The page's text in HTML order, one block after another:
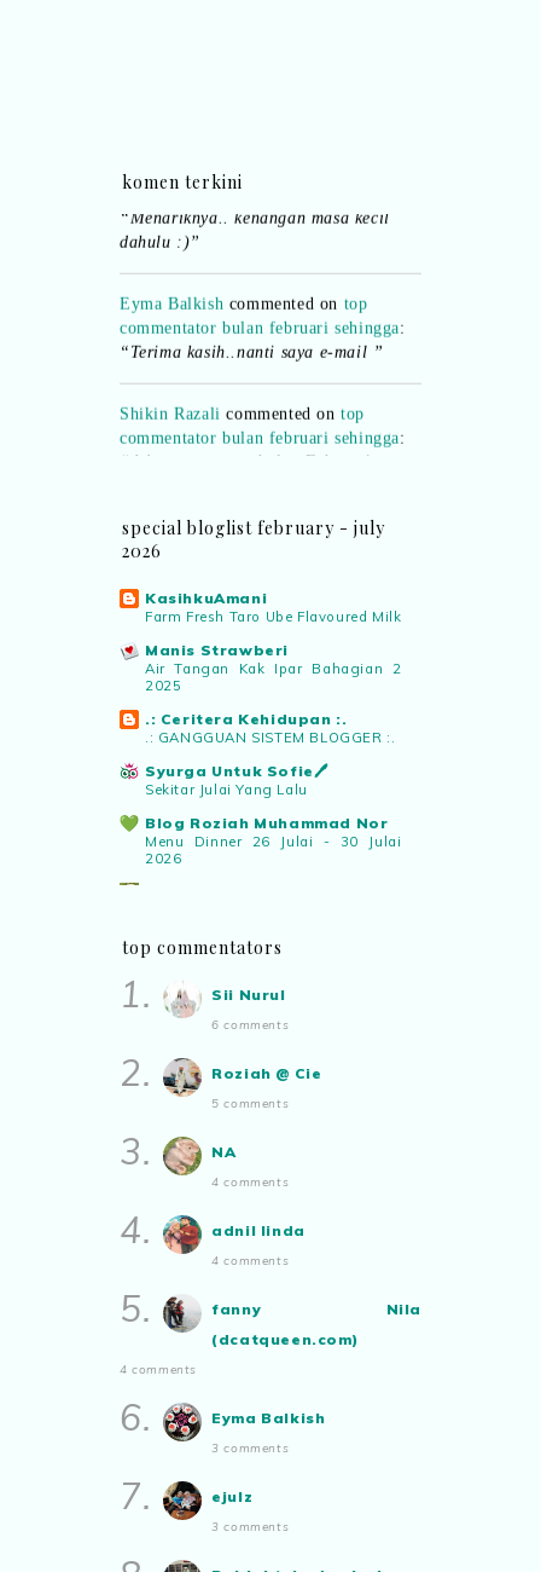
komen terkini
lama cerita yang tak pernah padam
dahulu :)”
commentator bulan februari sehingga
“Terima kasih..nanti saya e-mail ”
commentator bulan februari sehingga
“Ada.. pemenang bulan Februari..
Eyma Balkishcommented ontop
commentator bulan februari sehingga
confirm.. nanti malu pula..hihi”
Rabiahtul adawiyahcommented on
dari
idea ke realiti mencipta permainan
“cantiknya poster”
Sii Nurulcommented onsalam
aidiladha : “Salam Aidiladha..”
Sii Nurul commented on
di dalam
kesunyian inside silence
special bloglist february - july
2026
KasihkuAmani
Farm Fresh Taro Ube Flavoured Milk
Manis Strawberi
Air Tangan Kak Ipar Bahagian 2
2025
.: Ceritera Kehidupan :.
.: GANGGUAN SISTEM BLOGGER :.
Syurga Untuk Sofie🖊️
Sekitar Julai Yang Lalu
Blog Roziah Muhammad Nor
Menu Dinner 26 Julai - 30 Julai
2026
✿ Life Is Beautiful ✿
Mari mengundi!
ABAM KIE : The Man of The
saja...
Blog Rabia Adawiyah
Aynorablogs - Info Tepat
Dengan Lifestyle Terkini!
Ayam Masak Kicap, Dinner Yang
top commentators
1. Sii Nurul
6 comments
2. Roziah @ Cie
5 comments
3. NA
4 comments
4. adnil linda
4 comments
5.
fanny Nila
(dcatqueen.com)
4 comments
6. Eyma Balkish
3 comments
7. ejulz
3 comments